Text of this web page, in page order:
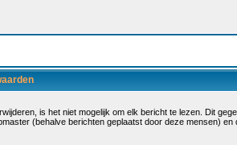
is het niet mogelijk om elk bericht te lezen. Dit
(behalve berichten geplaatst door deze mensen) en